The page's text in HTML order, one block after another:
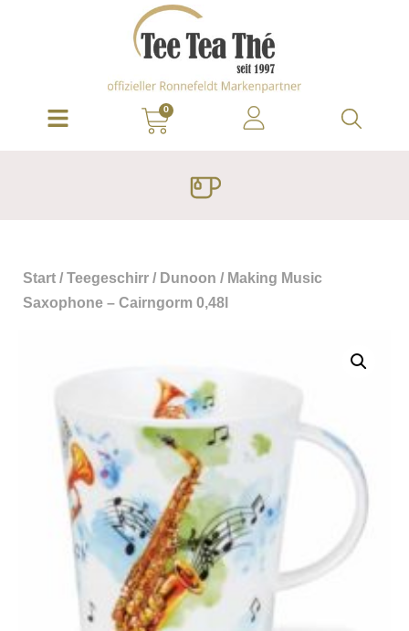
0
Start / Teegeschirr / Dunoon / Making Music
Saxophone – Cairngorm 0,48l